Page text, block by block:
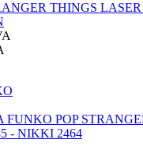
THINGS